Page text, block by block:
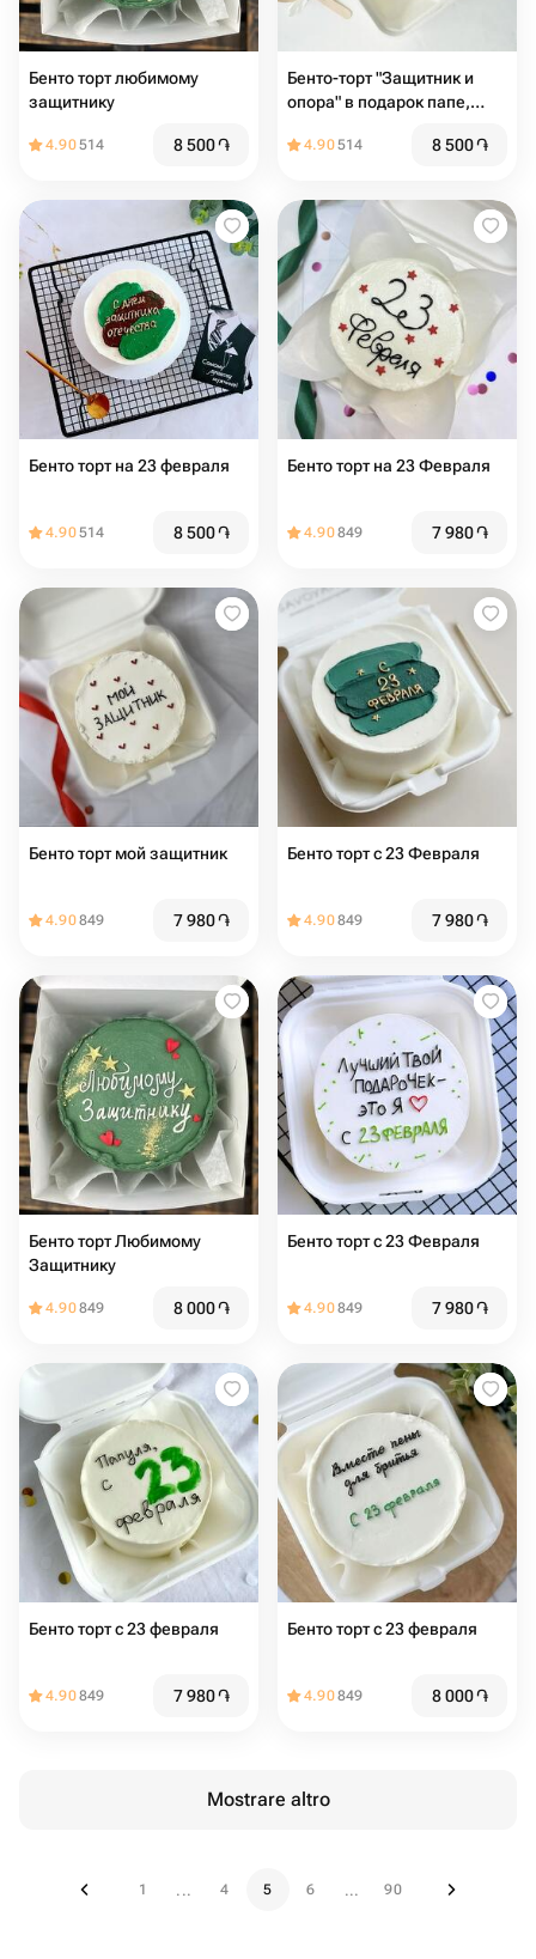
Бенто торт любимому
защитнику
4.90514 8 500֏
Бенто-торт "Защитник и
опора" в подарок папе,
4.90514 8 500֏
Бенто торт на 23 февраля
4.90514 8 500֏
Бенто торт на 23 Февраля
4.90849 7 980֏
Бенто торт мой защитник
4.90849 7 980֏
Бенто торт с 23 Февраля
4.90849 7 980֏
Бенто торт Любимому
Защитнику
4.90849 8 000֏
Бенто торт с 23 Февраля
4.90849 7 980֏
Бенто торт с 23 февраля
4.90849 7 980֏
Бенто торт с 23 февраля️
4.90849 8 000֏
Mostrare altro
1 ... 4 5 6 ... 90